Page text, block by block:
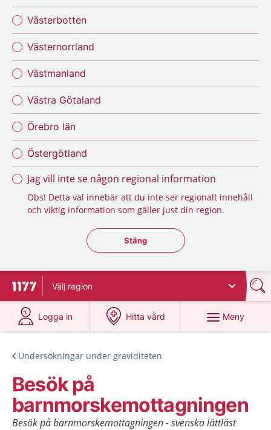
Västerbotten
Västernorrland
Västmanland
Västra Götaland
Örebro län
Östergötland
Jag vill inte se någon regional information
Obs! Detta val innebär att du inte ser regionalt innehåll
och viktig information som gäller just din region.
Stäng regionsväljaren
Stäng
Till startsidan för 1177
Välj region
Logga in
på 1177.se
Hitta vård
på 1177.se
Meny
Undersökningar under graviditeten
Besök på
barnmorskemottagningen
Besök på barnmorskemottagningen - svenska lättläst